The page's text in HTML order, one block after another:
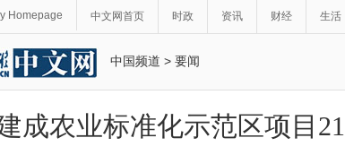
Homepage 中文网首页 时政 资讯 财经 生活
中国频道 > 要闻
成农业标准化示范区项目